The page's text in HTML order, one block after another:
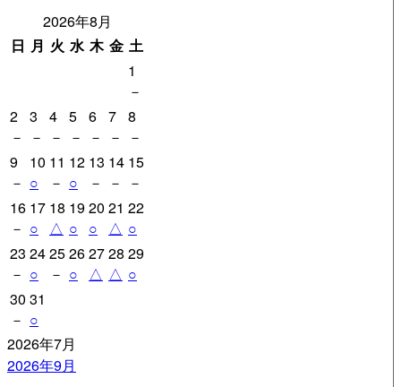
ー
ン
2026年8月
日 月 火 水 木 金 土
1
－
2
－
3
－
4
－
5
－
6
－
7
－
8
－
9
－
10
○
11
－
12
○
13
－
14
－
15
－
16
－
17
○
18
△
19
○
20
○
21
△
22
○
23
－
24
○
25
－
26
○
27
△
28
△
29
○
30
－
31
○
2026年7月
2026年9月